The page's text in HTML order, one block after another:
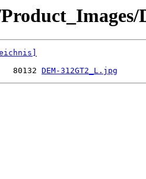
80132 DEM-312GT2_L.jpg